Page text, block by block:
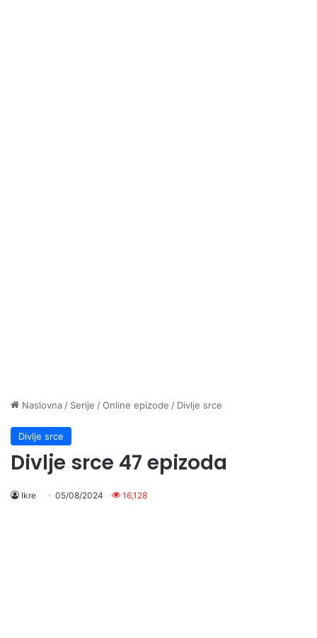
Naslovna / Serije /Online epizode / Divlje srce
Divlje srce
Divlje srce 47 epizoda
Ikre 05/08/2024 16,128